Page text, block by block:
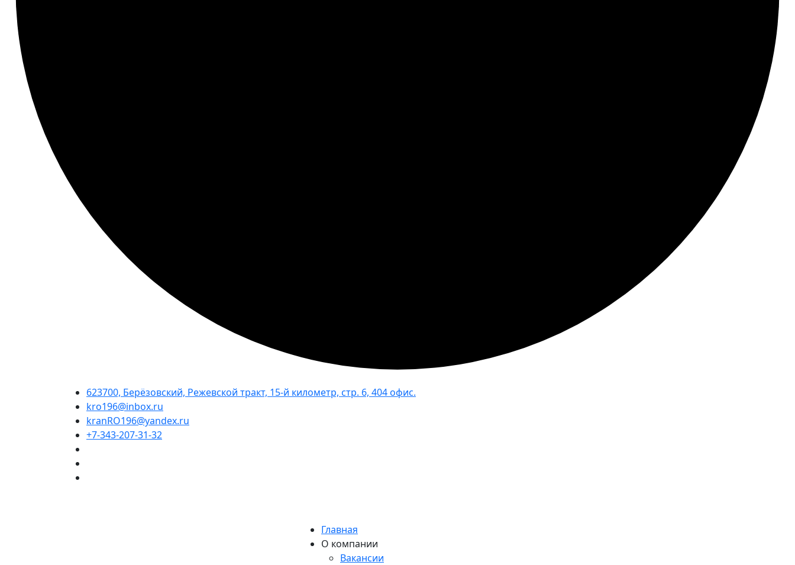
623700, Берёзовский, Режевской тракт, 15-й километр, стр. 6, 404 офис.
kro196@inbox.ru
kranRO196@yandex.ru
+7-343-207-31-32
Главная
О компании
Вакансии